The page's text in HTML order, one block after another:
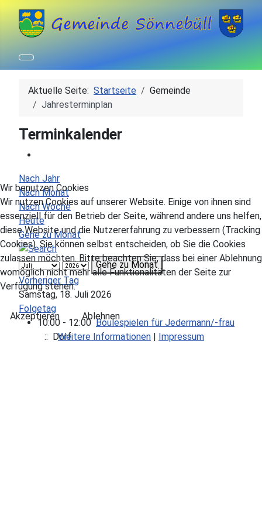
Aktuelle Seite: Startseite
Gemeinde
Jahresterminplan
Terminkalender
Nach Jahr
Nach Monat
Nach Woche
Heute
Gehe zu Monat
Gehe zu Monat
Vorheriger Tag
Samstag, 18. Juli 2026
Folgetag
10:00 - 12:00Boulespielen für Jedermann/-frau
:: Dorf
Wir benutzen Cookies
Wir nutzen Cookies auf unserer Website. Einige von ihnen sind
essenziell für den Betrieb der Seite, während andere uns helfen,
diese Website und die Nutzererfahrung zu verbessern (Tracking
Cookies). Sie können selbst entscheiden, ob Sie die Cookies
zulassen möchten. Bitte beachten Sie, dass bei einer Ablehnung
womöglich nicht mehr alle Funktionalitäten der Seite zur
Verfügung stehen.
Akzeptieren
Ablehnen
Weitere Informationen | Impressum